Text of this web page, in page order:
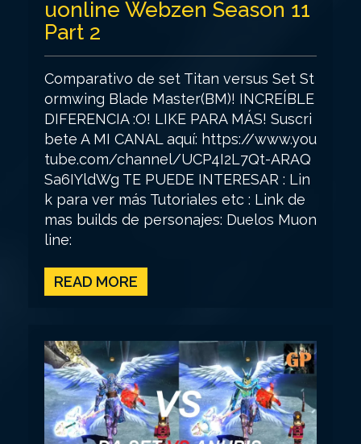
uonline Webzen Season 11
Part 2
Comparativo de set Titan versus Set St
ormwing Blade Master(BM)! INCREÍBLE
DIFERENCIA :O! LIKE PARA MÁS! Suscri
bete A MI CANAL aquí: https://www.you
tube.com/channel/UCP4I2L7Qt-ARAQ
Sa6IYldWg TE PUEDE INTERESAR : Lin
k para ver más Tutoriales etc : Link de
mas builds de personajes: Duelos Muon
line:
READ MORE